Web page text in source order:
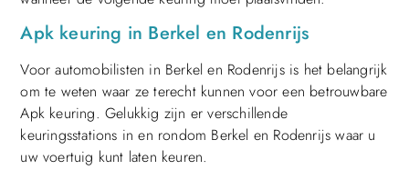
Apk keuring in Berkel en Rodenrijs
Voor automobilisten in Berkel en Rodenrijs is het belangrijk
om te weten waar ze terecht kunnen voor een betrouwbare
Apk keuring. Gelukkig zijn er verschillende
keuringsstations in en rondom Berkel en Rodenrijs waar u
uw voertuig kunt laten keuren.